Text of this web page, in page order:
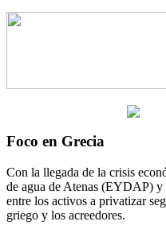
Foco en Grecia
Con la llegada de la crisis
de agua de Atenas (EYDAP)
entre los activos a privatizar
griego y los acreedores.